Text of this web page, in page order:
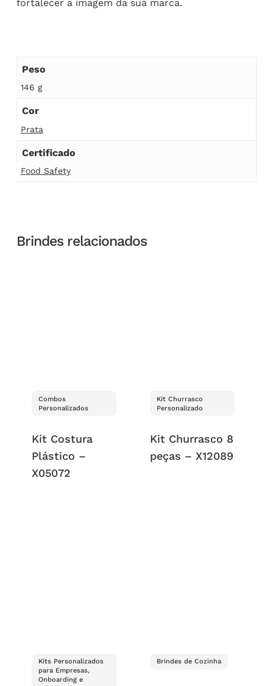
fortalecer a imagem da sua marca.
Peso
146 g
Cor
Prata
Certificado
Food Safety
Brindes relacionados
Combos
Personalizados
Kit Costura
Plástico –
X05072
Kit Churrasco
Personalizado
Kit Churrasco 8
peças – X12089
Kits Personalizados
para Empresas,
Onboarding e
Brindes de Cozinha